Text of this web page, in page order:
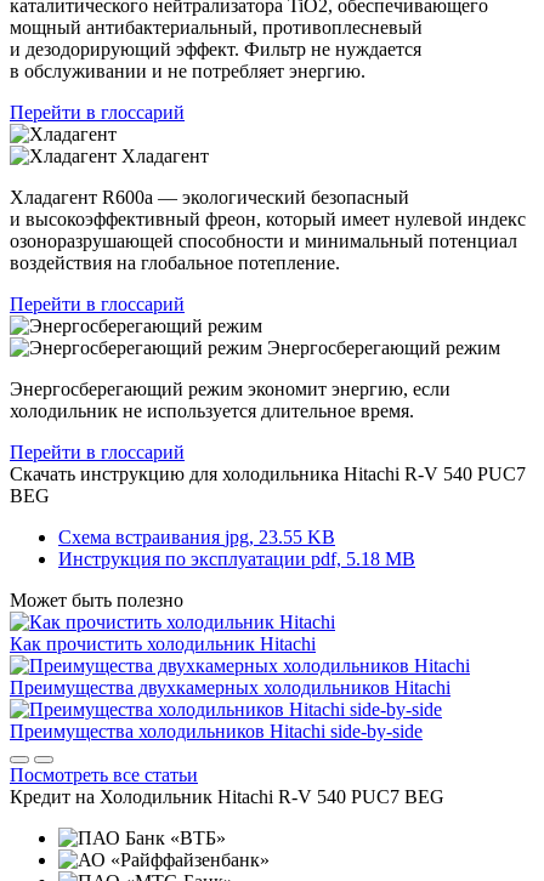
каталитического нейтрализатора TiO2, обеспечивающего
мощный антибактериальный, противоплесневый
и дезодорирующий эффект. Фильтр не нуждается
в обслуживании и не потребляет энергию.
Перейти в глоссарий
Хладагент
Хладагент R600a — экологический безопасный
и высокоэффективный фреон, который имеет нулевой индекс
озоноразрушающей способности и минимальный потенциал
воздействия на глобальное потепление.
Перейти в глоссарий
Энергосберегающий режим
Энергосберегающий режим экономит энергию, если
холодильник не используется длительное время.
Перейти в глоссарий
Скачать инструкцию для холодильника Hitachi R-V 540 PUC7
BEG
Схема встраивания jpg, 23.55 KB
Инструкция по эксплуатации pdf, 5.18 MB
Может быть полезно
Как прочистить холодильник Hitachi
Преимущества двухкамерных холодильников Hitachi
Преимущества холодильников Hitachi side-by-side
Посмотреть все статьи
Кредит на Холодильник Hitachi R-V 540 PUC7 BEG